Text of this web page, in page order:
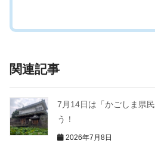
関連記事
7月14日は「かごしま県
う！
2026年7月8日